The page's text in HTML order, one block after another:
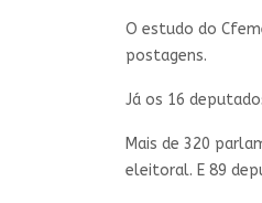
O estudo do
postagens.
Já os 16
Mais de 320
eleitoral. E 89